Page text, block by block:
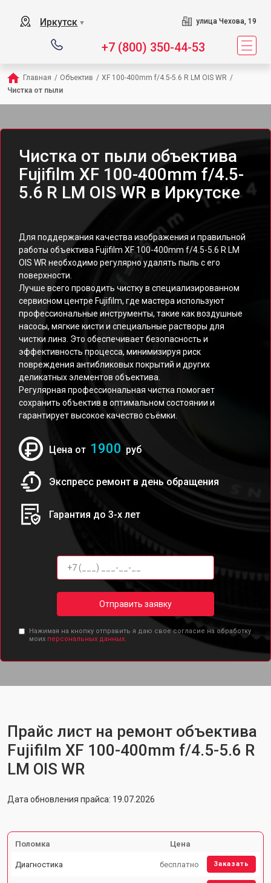
Иркутск ▼ улица Чехова, 19
+7 (800) 350-44-53
Главная / Объектив / XF 100-400mm f/4.5-5.6 R LM OIS WR /
Чистка от пыли
Чистка от пыли объектива
Fujifilm XF 100-400mm f/4.5-
5.6 R LM OIS WR в Иркутске
Для поддержания качества изображения и правильной
работы объектива Fujifilm XF 100-400mm f/4.5-5.6 R LM
OIS WR необходимо регулярно удалять пыль с его
поверхности.
Лучше всего проводить чистку в специализированном
сервисном центре Fujifilm, где мастера используют
профессиональные инструменты, такие как воздушные
насосы, мягкие кисти и специальные растворы для
чистки линз. Это обеспечивает безопасность и
эффективность процесса, минимизируя риск
повреждения антибликовых покрытий и других
деликатных элементов объектива.
Регулярная профессиональная чистка помогает
сохранить объектив в оптимальном состоянии и
гарантирует высокое качество съёмки.
Цена от 1900 руб
Экспресс ремонт в день обращения
Гарантия до 3-х лет
Отправить заявку
Нажимая на кнопку отправить я даю свое согласие на обработку
моих персональных данных.
Прайс лист на ремонт объектива
Fujifilm XF 100-400mm f/4.5-5.6 R
LM OIS WR
Дата обновления прайса: 19.07.2026
Поломка Цена
Диагностика бесплатно Заказать